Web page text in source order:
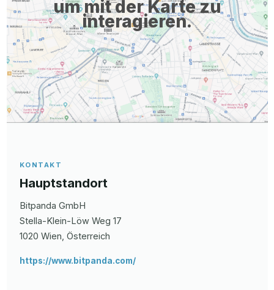
um mit der Karte zu
interagieren.
KONTAKT
Hauptstandort
Bitpanda GmbH
Stella-Klein-Löw Weg 17
1020 Wien , Österreich
https://www.bitpanda.com/